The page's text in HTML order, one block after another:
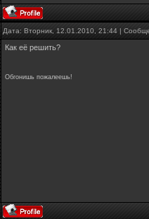
Дата: Вторник, 12.01.2010, 21:44 |
Как её решить?
Обгонишь пожалеешь!